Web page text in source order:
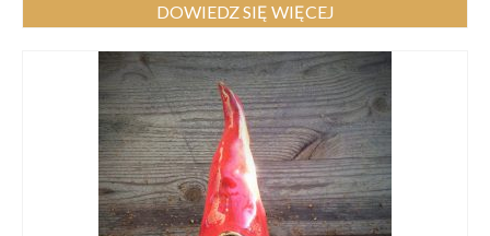
DOWIEDZ SIĘ WIĘCEJ